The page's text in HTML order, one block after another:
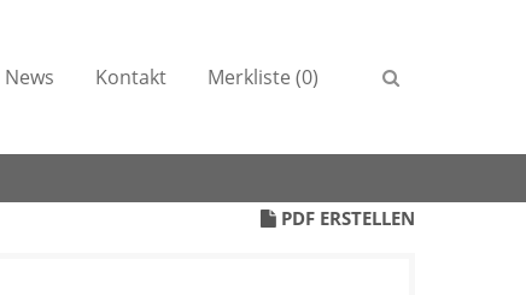
News Kontakt Merkliste (0)
PDF ERSTELLEN